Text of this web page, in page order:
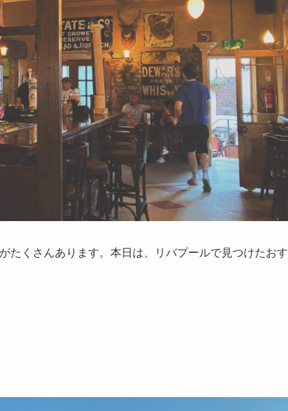
たくさんあります。本日は、リバプールで見つけたおす